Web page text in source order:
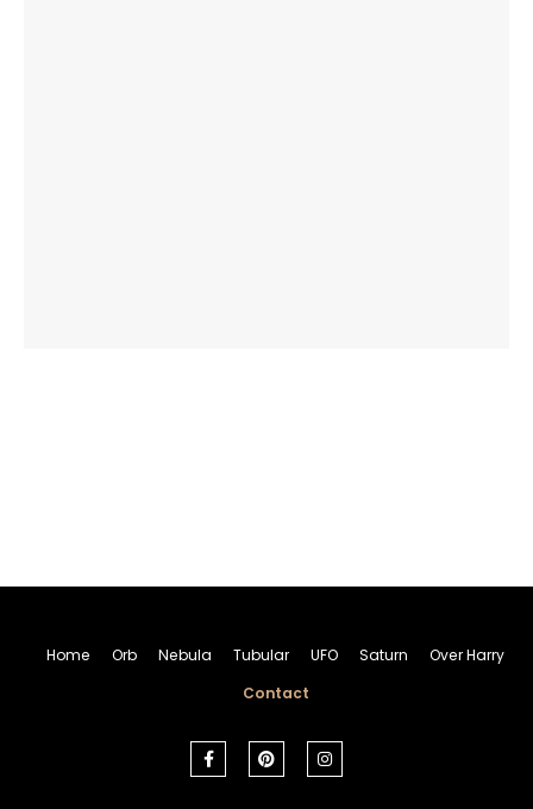
Home Orb Nebula Tubular UFO Saturn
Over Harry
Contact